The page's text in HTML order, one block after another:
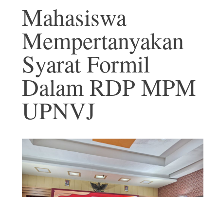
Mahasiswa
Mempertanyakan
Syarat Formil
Dalam RDP MPM
UPNVJ